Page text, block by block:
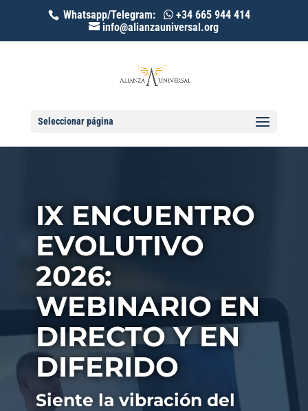
Whatsapp/Telegram:
+34 665 944 414
info@alianzauniversal.org
Seleccionar página
IX ENCUENTRO
EVOLUTIVO
2026:
WEBINARIO EN
DIRECTO Y EN
DIFERIDO
Siente la vibración del